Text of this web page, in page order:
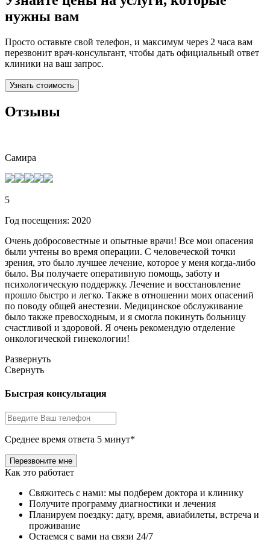
нужны вам
Просто оставьте свой телефон, и максимум через 2 часа вам
перезвонит врач-консультант, чтобы дать официальный ответ
клиники на ваш запрос.
Узнать стоимость
Отзывы
Самира
5
Год посещения: 2020
Очень добросовестные и опытные врачи! Все мои опасения
были учтены во время операции. С человеческой точки
зрения, это было лучшее лечение, которое у меня когда-либо
было. Вы получаете оперативную помощь, заботу и
психологическую поддержку. Лечение и восстановление
прошло быстро и легко. Также в отношении моих опасений
по поводу общей анестезии. Медицинское обслуживание
было также превосходным, и я смогла покинуть больницу
счастливой и здоровой. Я очень рекомендую отделение
онкологической гинекологии!
Развернуть
Свернуть
Быстрая консультация
Среднее время ответа 5 минут*
Как это работает
Свяжитесь с нами: мы подберем доктора и клинику
Получите программу диагностики и лечения
Планируем поездку: дату, время, авиабилеты, встреча и
проживание
Остаемся с вами на связи 24/7